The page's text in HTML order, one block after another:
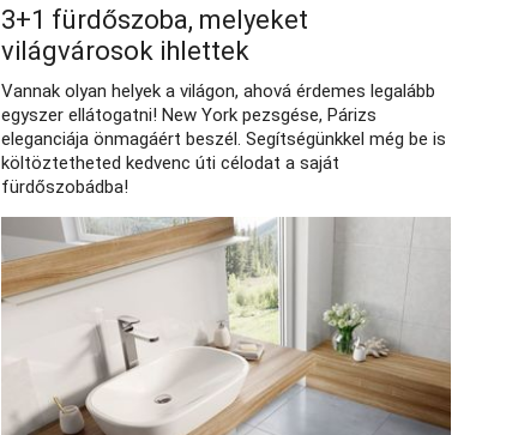
3+1 fürdőszoba, melyeket
világvárosok ihlettek
Vannak olyan helyek a világon, ahová érdemes legalább
egyszer ellátogatni! New York pezsgése, Párizs
eleganciája önmagáért beszél. Segítségünkkel még be is
költöztetheted kedvenc úti célodat a saját
fürdőszobádba!